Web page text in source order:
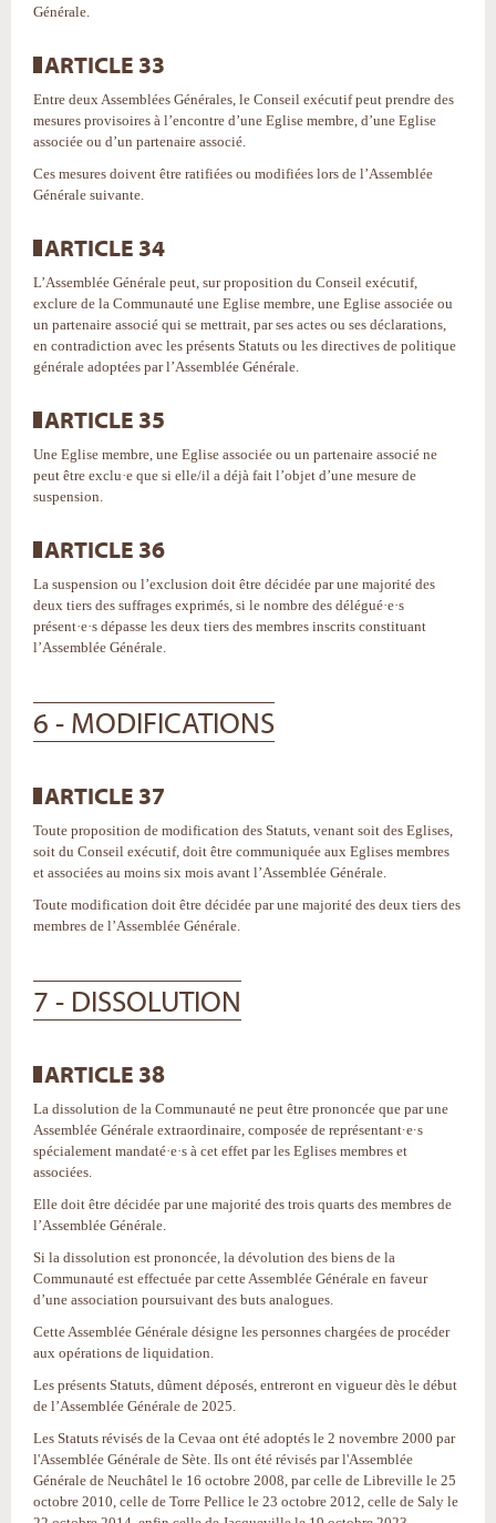
Générale.
ARTICLE 33
Entre deux Assemblées Générales, le Conseil exécutif peut prendre des
mesures provisoires à l’encontre d’une Eglise membre, d’une Eglise
associée ou d’un partenaire associé.
Ces mesures doivent être ratifiées ou modifiées lors de l’Assemblée
Générale suivante.
ARTICLE 34
L’Assemblée Générale peut, sur proposition du Conseil exécutif,
exclure de la Communauté une Eglise membre, une Eglise associée ou
un partenaire associé qui se mettrait, par ses actes ou ses déclarations,
en contradiction avec les présents Statuts ou les directives de politique
générale adoptées par l’Assemblée Générale.
ARTICLE 35
Une Eglise membre, une Eglise associée ou un partenaire associé ne
peut être exclu·e que si elle/il a déjà fait l’objet d’une mesure de
suspension.
ARTICLE 36
La suspension ou l’exclusion doit être décidée par une majorité des
deux tiers des suffrages exprimés, si le nombre des délégué·e·s
présent·e·s dépasse les deux tiers des membres inscrits constituant
l’Assemblée Générale.
6 - MODIFICATIONS
ARTICLE 37
Toute proposition de modification des Statuts, venant soit des Eglises,
soit du Conseil exécutif, doit être communiquée aux Eglises membres
et associées au moins six mois avant l’Assemblée Générale.
Toute modification doit être décidée par une majorité des deux tiers des
membres de l’Assemblée Générale.
7 - DISSOLUTION
ARTICLE 38
La dissolution de la Communauté ne peut être prononcée que par une
Assemblée Générale extraordinaire, composée de représentant·e·s
spécialement mandaté·e·s à cet effet par les Eglises membres et
associées.
Elle doit être décidée par une majorité des trois quarts des membres de
l’Assemblée Générale.
Si la dissolution est prononcée, la dévolution des biens de la
Communauté est effectuée par cette Assemblée Générale en faveur
d’une association poursuivant des buts analogues.
Cette Assemblée Générale désigne les personnes chargées de procéder
aux opérations de liquidation.
Les présents Statuts, dûment déposés, entreront en vigueur dès le début
de l’Assemblée Générale de 2025.
Les Statuts révisés de la Cevaa ont été adoptés le 2 novembre 2000 par
l'Assemblée Générale de Sète. Ils ont été révisés par l'Assemblée
Générale de Neuchâtel le 16 octobre 2008, par celle de Libreville le 25
octobre 2010, celle de Torre Pellice le 23 octobre 2012, celle de Saly le